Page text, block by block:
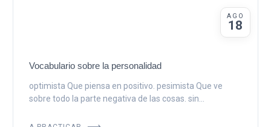
AGO
18
Vocabulario sobre la personalidad
optimista Que piensa en positivo. pesimista Que ve
sobre todo la parte negativa de las cosas. sin...